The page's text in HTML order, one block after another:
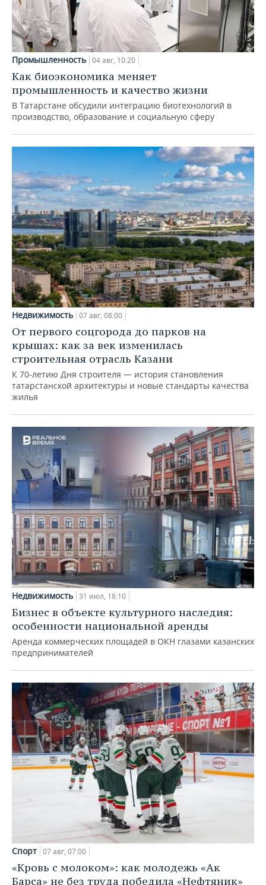
Промышленность 04 авг, 10:20
Как биоэкономика меняет
промышленность и качество жизни
В Татарстане обсудили интеграцию биотехнологий в
производство, образование и социальную сферу
Недвижимость 07 авг, 08:00
От первого соцгорода до парков на
крышах: как за век изменилась
строительная отрасль Казани
К 70-летию Дня строителя — история становления
татарстанской архитектуры и новые стандарты качества
жилья
Недвижимость 31 июл, 18:10
Бизнес в объекте культурного наследия:
особенности национальной аренды
Аренда коммерческих площадей в ОКН глазами казанских
предпринимателей
Спорт 07 авг, 07:00
«Кровь с молоком»: как молодежь «Ак
Барса» не без труда победила «Нефтяник»